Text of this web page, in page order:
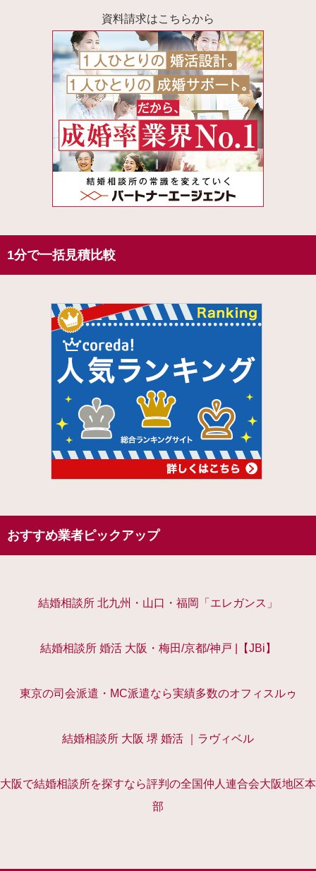
資料請求はこちらから
1分で一括見積比較
おすすめ業者ピックアップ
結婚相談所 北九州・山口・福岡「エレガンス」
結婚相談所 婚活 大阪・梅田/京都/神戸 |【JBi】
東京の司会派遣・MC派遣なら実績多数のオフィスルゥ
結婚相談所 大阪 堺 婚活 ｜ラヴィベル
大阪で結婚相談所を探すなら評判の全国仲人連合会大阪地区本
部